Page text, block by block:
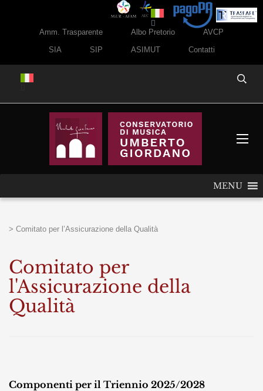
Amm. Trasparente Albo Pretorio
AVCP
SIA
SIP ASIMUT Contatti
MENU
> Comitato per l’Assicurazione della Qualità
Comitato per
l'Assicurazione della
Qualità
Componenti per il Triennio 2025/2028